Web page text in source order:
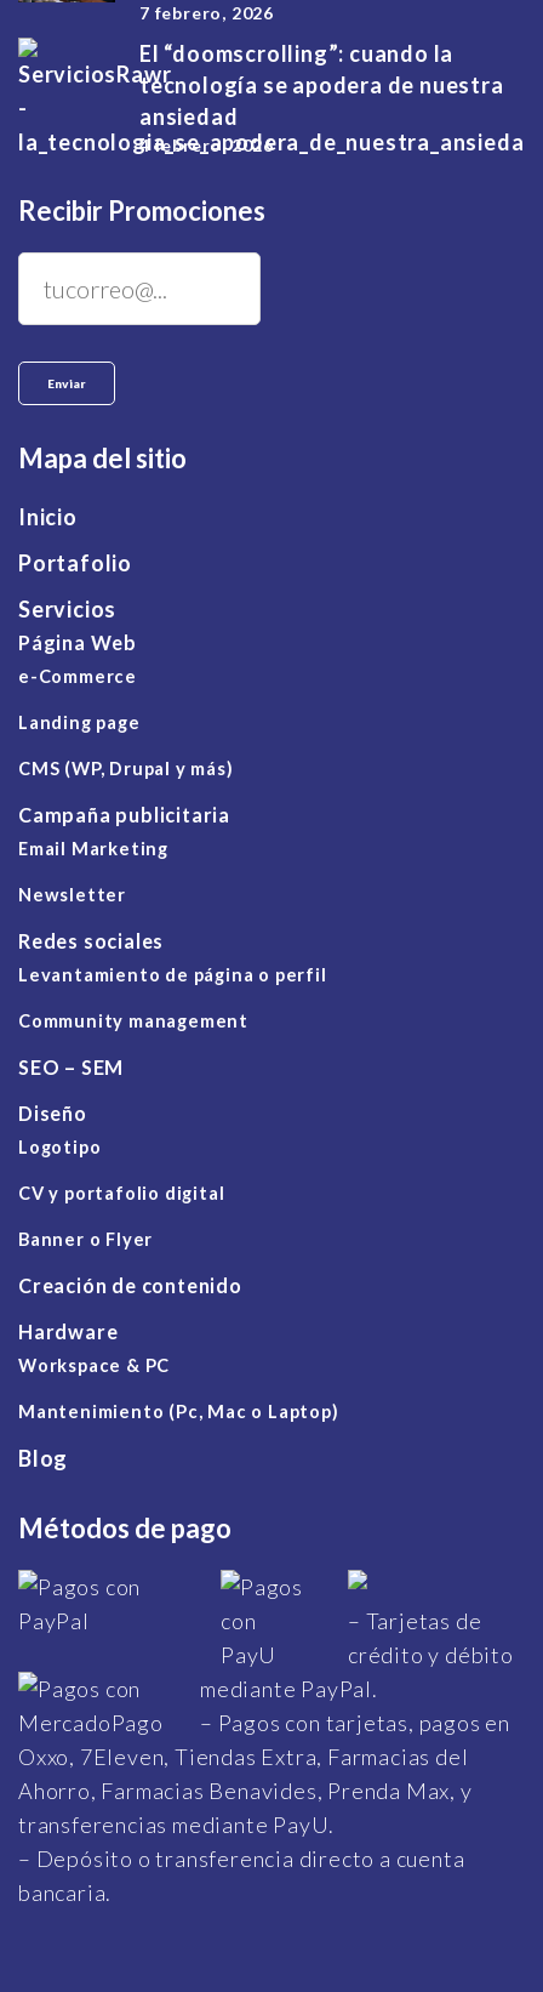
7 febrero, 2026
El “doomscrolling”: cuando la
tecnología se apodera de nuestra
ansiedad
4 febrero, 2026
Recibir Promociones
Mapa del sitio
Inicio
Portafolio
Servicios
Página Web
e-Commerce
Landing page
CMS (WP, Drupal y más)
Campaña publicitaria
Email Marketing
Newsletter
Redes sociales
Levantamiento de página o perfil
Community management
SEO – SEM
Diseño
Logotipo
CV y portafolio digital
Banner o Flyer
Creación de contenido
Hardware
Workspace & PC
Mantenimiento (Pc, Mac o Laptop)
Blog
Métodos de pago
– Tarjetas de
crédito y débito
mediante PayPal.
– Pagos con tarjetas, pagos en
Oxxo, 7Eleven, Tiendas Extra, Farmacias del
Ahorro, Farmacias Benavides, Prenda Max, y
transferencias mediante PayU.
– Depósito o transferencia directo a cuenta
bancaria.